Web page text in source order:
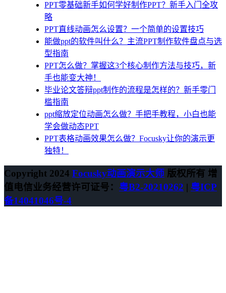
PPT零基础新手如何学好制作PPT？新手入门全攻
略
PPT直线动画怎么设置？一个简单的设置技巧
能做ppt的软件叫什么？主流PPT制作软件盘点与选
型指南
PPT怎么做？掌握这3个核心制作方法与技巧，新
手也能变大神！
毕业论文答辩ppt制作的流程是怎样的？新手零门
槛指南
ppt缩放定位动画怎么做？手把手教程，小白也能
学会做动态PPT
PPT表格动画效果怎么做？Focusky让你的演示更
独特！
Copyright 2024 Focusky动画演示大师 版权所有 增
值电信业务经营许可证号： 粤B2-20210262 | 粤ICP
备14041046号-4